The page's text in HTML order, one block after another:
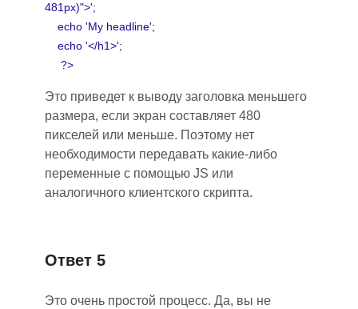
481px)">';
echo 'My headline';
echo '</h1>';
?>
Это приведет к выводу заголовка меньшего
размера, если экран составляет 480
пикселей или меньше. Поэтому нет
необходимости передавать какие-либо
переменные с помощью JS или
аналогичного клиентского скрипта.
Ответ 5
Это очень простой процесс. Да, вы не